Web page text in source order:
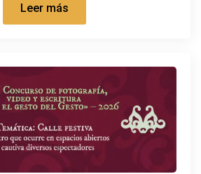
Leer más